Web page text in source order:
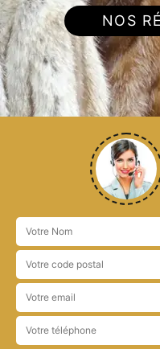
NOS